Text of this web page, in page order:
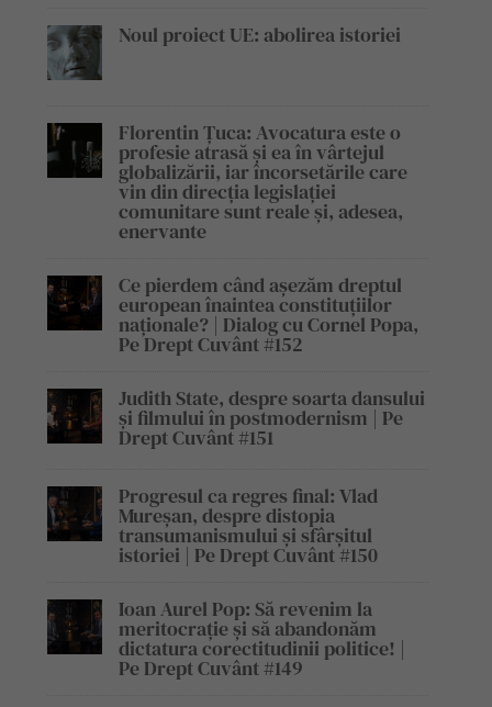
Noul proiect UE: abolirea istoriei
Florentin Țuca: Avocatura este o
profesie atrasă și ea în vârtejul
globalizării, iar încorsetările care
vin din direcția legislației
comunitare sunt reale și, adesea,
enervante
Ce pierdem când așezăm dreptul
european înaintea constituțiilor
naționale? | Dialog cu Cornel Popa,
Pe Drept Cuvânt #152
Judith State, despre soarta dansului
și filmului în postmodernism | Pe
Drept Cuvânt #151
Progresul ca regres final: Vlad
Mureșan, despre distopia
transumanismului și sfârșitul
istoriei | Pe Drept Cuvânt #150
Ioan Aurel Pop: Să revenim la
meritocrație și să abandonăm
dictatura corectitudinii politice! |
Pe Drept Cuvânt #149